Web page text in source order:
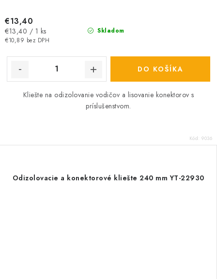
Skladom
€10,89 bez DPH
€13,40
Jednotková
cena:
€13,40 / 1 ks
DO KOŠÍKA
Kliešte na odizolovanie vodičov a lisovanie konektorov s
príslušenstvom.
Kód: 9036
Odizolovacie a konektorové kliešte 240 mm YT-22930